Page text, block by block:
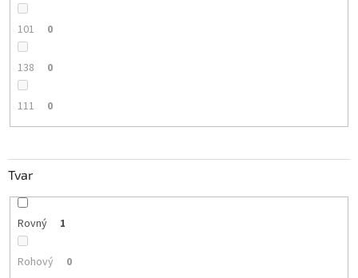
101 0
138 0
111 0
Tvar
Rovný 1
Rohový 0